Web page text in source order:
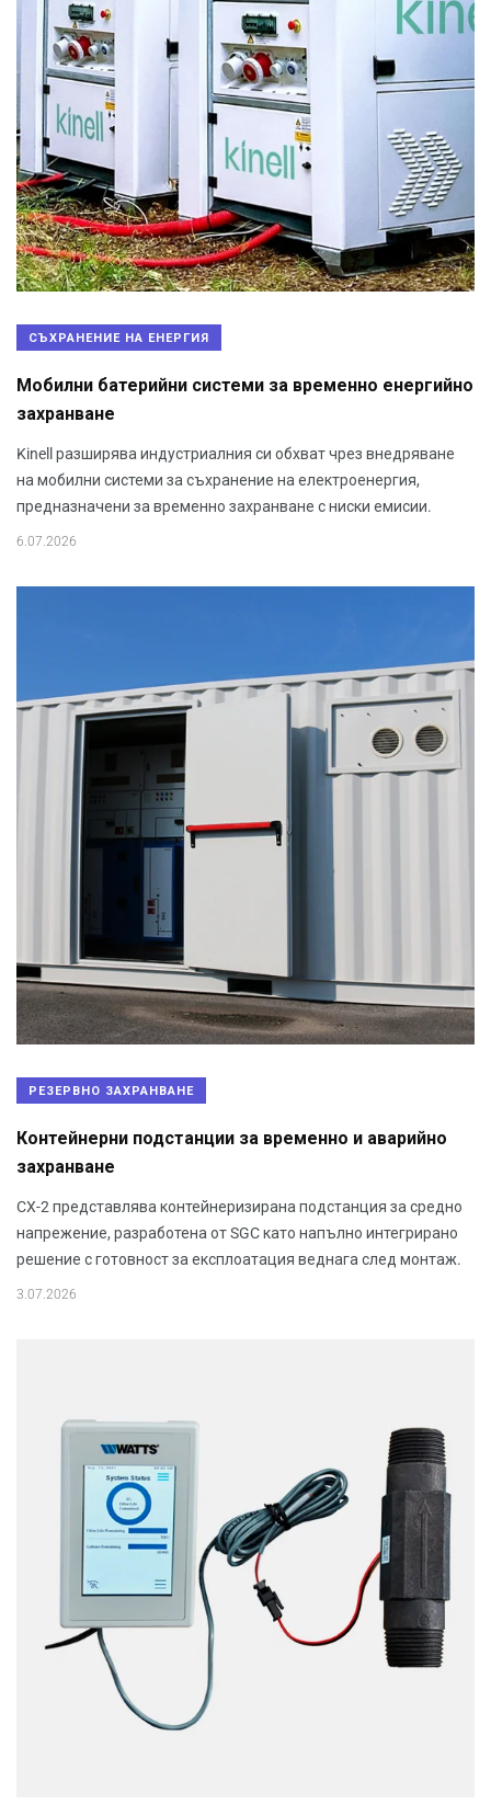
СЪХРАНЕНИЕ НА ЕНЕРГИЯ
Мобилни батерийни системи за временно енергийно
захранване
Kinell разширява индустриалния си обхват чрез внедряване
на мобилни системи за съхранение на електроенергия,
предназначени за временно захранване с ниски емисии.
6.07.2026
РЕЗЕРВНО ЗАХРАНВАНЕ
Контейнерни подстанции за временно и аварийно
захранване
CX-2 представлява контейнеризирана подстанция за средно
напрежение, разработена от SGC като напълно интегрирано
решение с готовност за експлоатация веднага след монтаж.
3.07.2026